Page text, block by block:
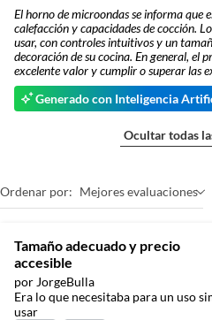
El horno de microondas se informa que
calefacción y capacidades de cocción.
usar, con controles intuitivos y un
decoración de su cocina. En general, el
excelente valor y cumplir o superar las
Generado con Inteligencia
Ocultar todas
Ordenar por: Mejores evaluaciones
Tamaño adecuado y precio
accesible
por JorgeBulla
Era lo que necesitaba para un uso
usar